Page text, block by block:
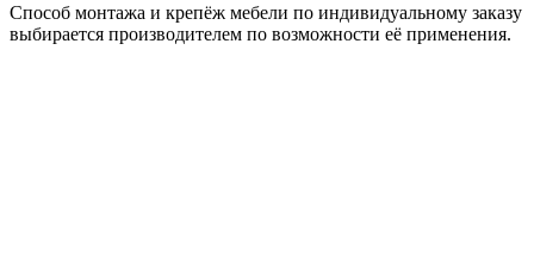
Способ монтажа и крепёж мебели по индивидуальному заказу
выбирается производителем по возможности её применения.